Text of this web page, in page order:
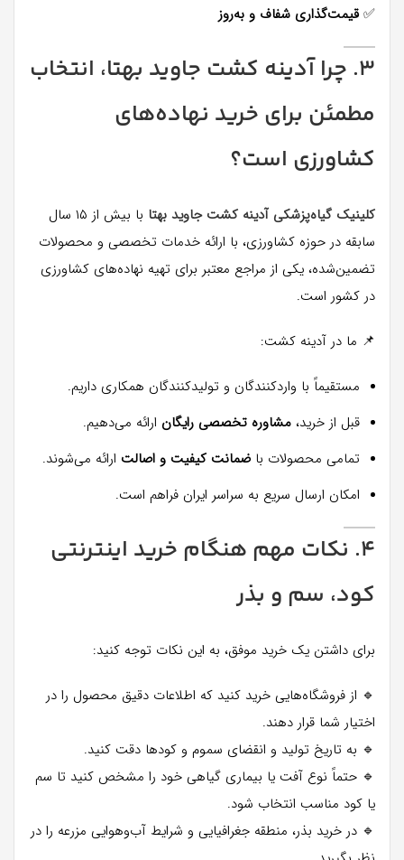
✅ قیمت‌گذاری شفاف و به‌روز
۳. چرا آدینه کشت جاوید بهتا، انتخاب
مطمئن برای خرید نهاده‌های
کشاورزی است؟
کلینیک گیاه‌پزشکی آدینه کشت جاوید بهتا
با بیش از ۱۵ سال
سابقه در حوزه کشاورزی، با ارائه خدمات تخصصی و محصولات
تضمین‌شده، یکی از مراجع معتبر برای تهیه نهاده‌های کشاورزی
در کشور است.
📌 ما در آدینه کشت:
مستقیماً با واردکنندگان و تولیدکنندگان همکاری داریم.
قبل از خرید، مشاوره تخصصی رایگان ارائه می‌دهیم.
تمامی محصولات باضمانت کیفیت و اصالت ارائه می‌شوند.
امکان ارسال سریع به سراسر ایران فراهم است.
۴. نکات مهم هنگام خرید اینترنتی
کود، سم و بذر
برای داشتن یک خرید موفق، به این نکات توجه کنید:
🔹 از فروشگاه‌هایی خرید کنید که اطلاعات دقیق محصول را در
اختیار شما قرار دهند.
🔹 به تاریخ تولید و انقضای سموم و کودها دقت کنید.
🔹 حتماً نوع آفت یا بیماری گیاهی خود را مشخص کنید تا سم
یا کود مناسب انتخاب شود.
🔹 در خرید بذر، منطقه جغرافیایی و شرایط آب‌وهوایی مزرعه را در